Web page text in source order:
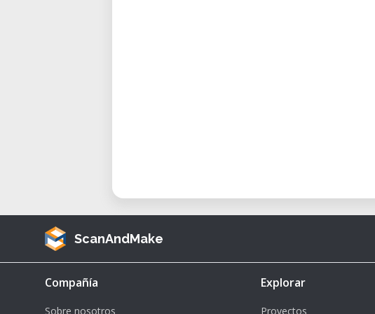
• Diseño y arte: Produce modelos
• Artículos personalizados: Fabrica
durante la operación.
• Alta resolución: Capaz de imprimir
incluyendo PLA y materiales especiales.
• Interfaz fácil de usar: Simplifica el
ScanAndMake
Compañía
Sobre nosotros
Explorar
Proyectos